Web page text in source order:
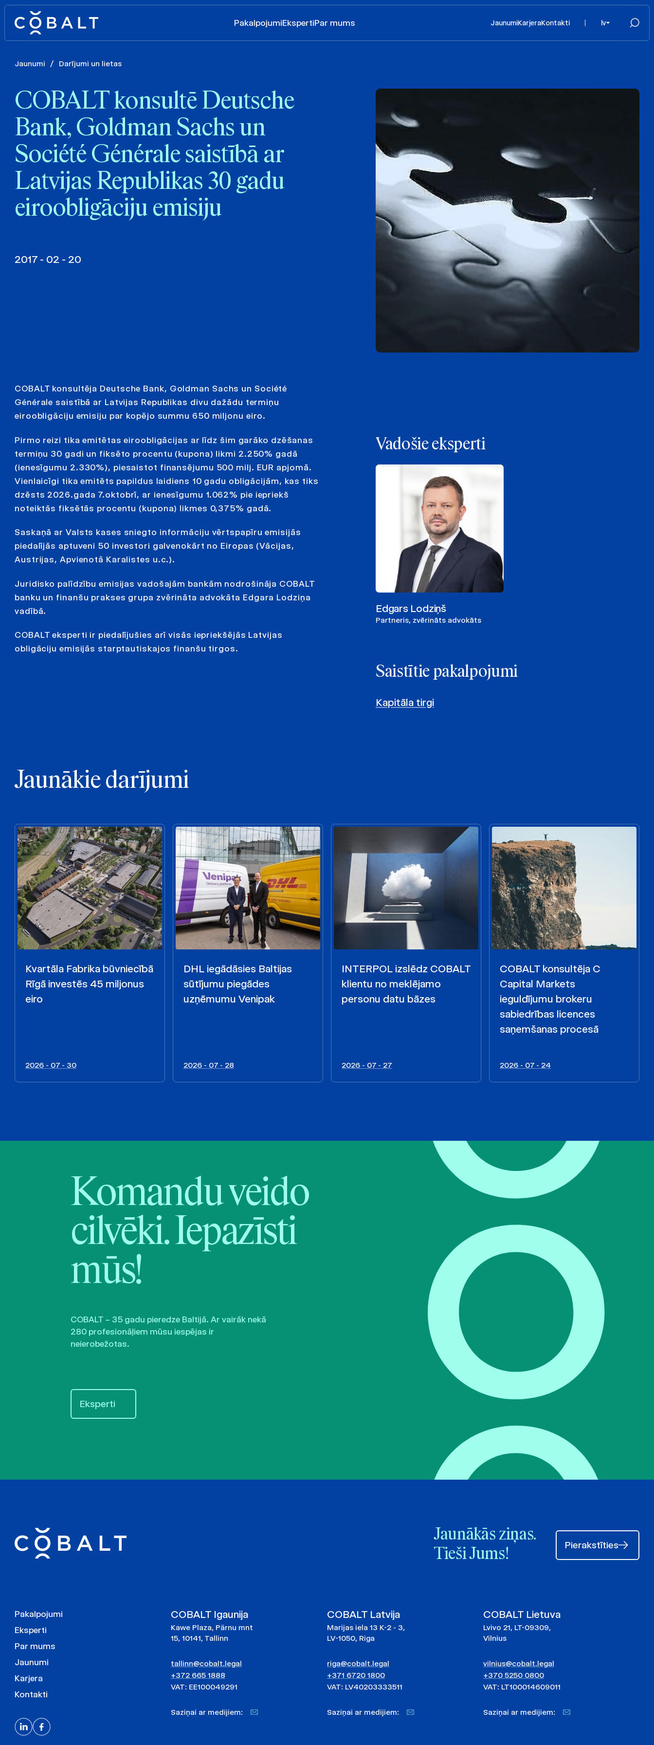
PakalpojumiEkspertiPar mums JaunumiKarjeraKontakti lv
Jaunumi / Darījumi un lietas
COBALT konsultē Deutsche
Bank, Goldman Sachs un
Société Générale saistībā ar
Latvijas Republikas 30 gadu
eiroobligāciju emisiju
2017 - 02 - 20
COBALT konsultēja Deutsche Bank, Goldman Sachs un Société
Générale saistībā ar Latvijas Republikas divu dažādu termiņu
eiroobligāciju emisiju par kopējo summu 650 miljonu eiro.
Pirmo reizi tika emitētas eiroobligācijas ar līdz šim garāko dzēšanas
termiņu 30 gadi un fiksēto procentu (kupona) likmi 2.250% gadā
(ienesīgumu 2.330%), piesaistot finansējumu 500 milj. EUR apjomā.
Vienlaicīgi tika emitēts papildus laidiens 10 gadu obligācijām, kas tiks
dzēsts 2026.gada 7.oktobrī, ar ienesīgumu 1.062% pie iepriekš
noteiktās fiksētās procentu (kupona) likmes 0,375% gadā.
Saskaņā ar Valsts kases sniegto informāciju vērtspapīru emisijās
piedalījās aptuveni 50 investori galvenokārt no Eiropas (Vācijas,
Austrijas, Apvienotā Karalistes u.c.).
Juridisko palīdzību emisijas vadošajām bankām nodrošināja COBALT
banku un finanšu prakses grupa zvērināta advokāta Edgara Lodziņa
vadībā.
COBALT eksperti ir piedalījušies arī visās iepriekšējās Latvijas
obligāciju emisijās starptautiskajos finanšu tirgos.
Vadošie eksperti
Edgars Lodziņš
Partneris, zvērināts advokāts
Saistītie pakalpojumi
Kapitāla tirgi
Jaunākie darījumi
Kvartāla Fabrika būvniecībā
Rīgā investēs 45 miljonus
eiro
2026 - 07 - 30
DHL iegādāsies Baltijas
sūtījumu piegādes
uzņēmumu Venipak
2026 - 07 - 28
INTERPOL izslēdz COBALT
klientu no meklējamo
personu datu bāzes
2026 - 07 - 27
COBALT konsultēja C
Capital Markets
ieguldījumu brokeru
sabiedrības licences
saņemšanas procesā
2026 - 07 - 24
Komandu veido
cilvēki. Iepazīsti
mūs!
COBALT – 35 gadu pieredze Baltijā. Ar vairāk nekā
280 profesionāļiem mūsu iespējas ir
neierobežotas.
Eksperti
Jaunākās ziņas.
Tieši Jums!
Pierakstīties
Pakalpojumi
Eksperti
Par mums
Jaunumi
Karjera
Kontakti
COBALT Igaunija
Kawe Plaza, Pärnu mnt
15, 10141, Tallinn
tallinn@cobalt.legal
+372 665 1888
VAT: EE100049291
Saziņai ar medijiem:
COBALT Latvija
Marijas iela 13 K-2 - 3,
LV-1050, Riga
riga@cobalt.legal
+371 6720 1800
VAT: LV40203333511
Saziņai ar medijiem:
COBALT Lietuva
Lvivo 21, LT-09309,
Vilnius
vilnius@cobalt.legal
+370 5250 0800
VAT: LT100014609011
Saziņai ar medijiem: